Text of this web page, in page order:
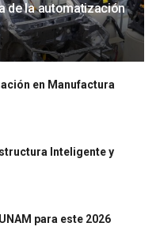
de la automatización
en Manufactura
Inteligente y
para este 2026